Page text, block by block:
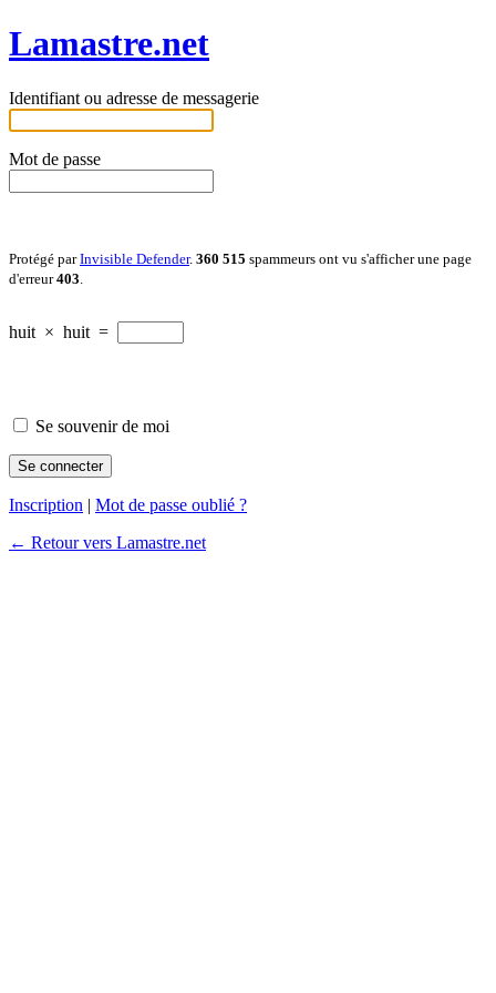
Lamastre.net
Identifiant ou adresse de messagerie
Mot de passe
Protégé parInvisible Defender. 360 515 spammeurs ont vu s'afficher une page
d'erreur403
huit × huit =
Se souvenir de moi
Inscription | Mot de passe oublié ?
← Retour vers Lamastre.net